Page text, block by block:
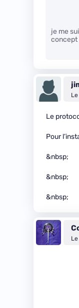
je me
concept
Le
Pour
&nbsp;
&nbsp;
&nbsp;